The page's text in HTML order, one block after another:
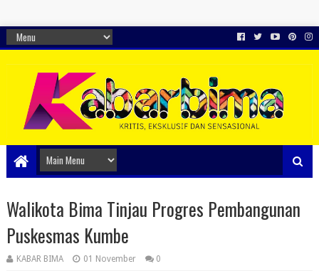
Walikota Bima Tinjau Progres Pembangunan
Puskesmas Kumbe
KABAR BIMA 01 November 0